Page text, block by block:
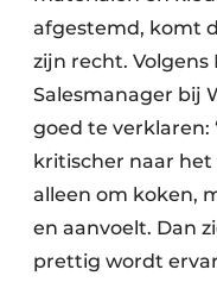
afgestemd, komt
zijn recht. Volgens
Salesmanager bij
goed te verklaren:
kritischer naar
alleen om koken,
en aanvoelt. Dan
prettig wordt